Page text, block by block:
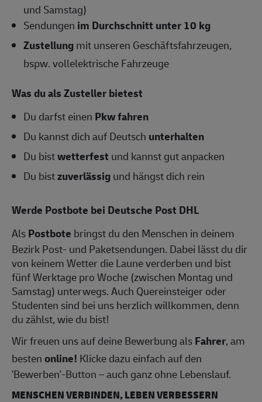
und Samstag)
Sendungen im Durchschnitt unter 10 kg
Zustellungmit unseren Geschäftsfahrzeugen,
bspw. vollelektrische Fahrzeuge
Was du als Zusteller bietest
Du darfst einen Pkw fahren
Du kannst dich auf Deutsch unterhalten
Du bistwetterfest und kannst gut anpacken
Du bistzuverlässigund hängst dich rein
Werde Postbote bei Deutsche Post DHL
AlsPostbote bringst du den Menschen in deinem
Bezirk Post- und Paketsendungen. Dabei lässt du dir
von keinem Wetter die Laune verderben und bist
fünf Werktage pro Woche (zwischen Montag und
Samstag) unterwegs. Auch Quereinsteiger oder
Studenten sind bei uns herzlich willkommen, denn
du zählst, wie du bist!
Wir freuen uns auf deine Bewerbung alsFahrer, am
bestenonline! Klicke dazu einfach auf den
'Bewerben'-Button – auch ganz ohne Lebenslauf.
MENSCHEN VERBINDEN, LEBEN VERBESSERN